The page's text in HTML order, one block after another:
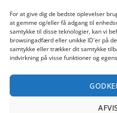
For at give dig de bedste oplevelser
at gemme og/eller få adgang til
samtykke til disse teknologier, kan vi
browsingadfærd eller unikke ID'er på
samtykke eller trækker dit samtykke
indvirkning på visse funktioner og
Kategorier
Læs vores guide til
PayPal
METTE